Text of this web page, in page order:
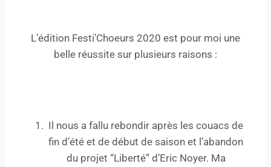
L’édition Festi’Choeurs 2020 est pour moi une
belle réussite sur plusieurs raisons :
Il nous a fallu rebondir après les couacs de
fin d’été et de début de saison et l’abandon
du projet “Liberté” d’Eric Noyer. Ma